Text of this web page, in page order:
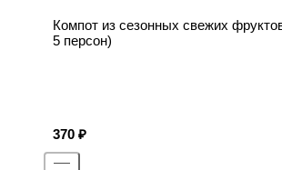
Компот из сезонных свежих
5 персон)
370